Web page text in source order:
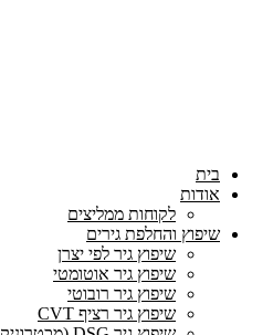
בית
אודות
לקוחות ממליצים
שיפוץ והחלפת גירים
שיפוץ גיר לפי יצרן
שיפוץ גיר אוטומטי
שיפוץ גיר רובוטי
שיפוץ גיר רציף CVT